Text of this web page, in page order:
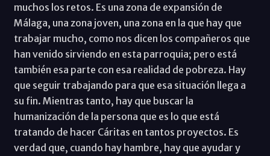
muchos los retos. Es una zona de expansión de
Málaga, una zona joven, una zona en la que hay que
trabajar mucho, como nos dicen los compañeros que
han venido sirviendo en esta parroquia; pero está
también esa parte con esa realidad de pobreza. Hay
que seguir trabajando para que esa situación llega a
su fin. Mientras tanto, hay que buscar la
humanización de la persona que es lo que está
tratando de hacer Cáritas en tantos proyectos. Es
verdad que, cuando hay hambre, hay que ayudar y